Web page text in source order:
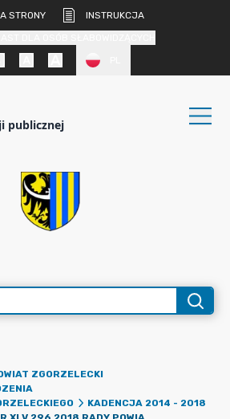
STRONY
INSTRUKCJA
publicznej
ZGORZELECKI
KADENCJA 2014 - 2018